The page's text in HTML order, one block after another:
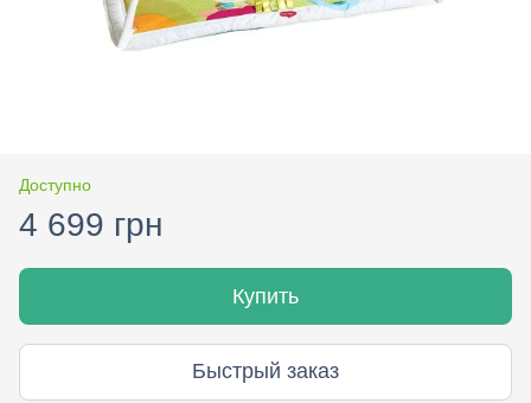
Доступно
4 699 грн
Купить
Быстрый заказ